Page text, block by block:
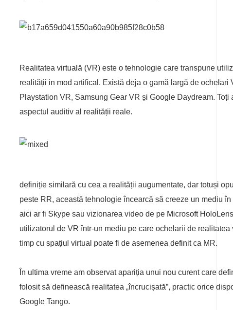
Realitatea virtuală (VR) este o tehnologie care transpune
realității in mod artifical. Există deja o gamă largă de
Playstation VR, Samsung Gear VR și Google Daydream.
aspectul auditiv al realității reale.
definiție similară cu cea a realității augumentate, dar totuși
peste RR, această tehnologie încearcă să creeze un mediu
aici ar fi Skype sau vizionarea video de pe Microsoft
utilizatorul de VR într-un mediu pe care ochelarii de
timp cu spațiul virtual poate fi de asemenea definit ca MR.
În ultima vreme am observat apariția unui nou curent care
folosit să definească realitatea „încrucișată”, practic orice
Google Tango.